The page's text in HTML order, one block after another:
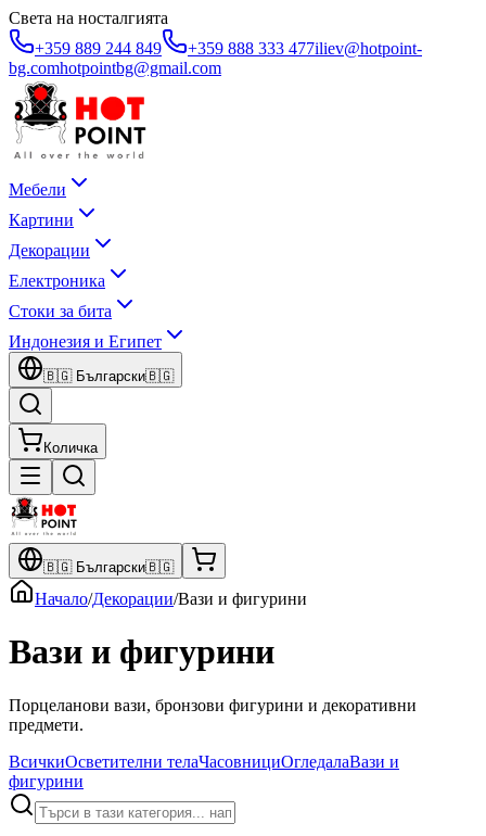
Света на носталгията
+359 889 244 849
+359 888 333 477iliev@hotpoint-
bg.comhotpointbg@gmail.com
Мебели
Картини
Декорации
Електроника
Стоки за бита
Индонезия и Египет
🇧🇬 Български🇧🇬
Количка
🇧🇬 Български🇧🇬
Начало/Декорации/Вази и фигурини
Вази и фигурини
Порцеланови вази, бронзови фигурини и декоративни
предмети.
ВсичкиОсветителни телаЧасовнициОгледалаВази и
фигурини